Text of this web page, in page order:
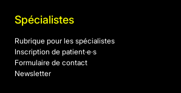
Spécialistes
Rubrique pour les spécialistes
Inscription de patient·e·s
Formulaire de contact
Newsletter